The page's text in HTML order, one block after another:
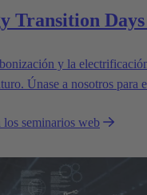
Transition Days
y la
Únase a nosotros para
los seminarios web